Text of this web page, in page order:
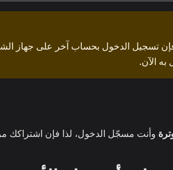
تسجيل الدخول بحساب آخر على جهاز
الآن.
وأنت مسجّل الدخول، لذا فإن اشتراكك